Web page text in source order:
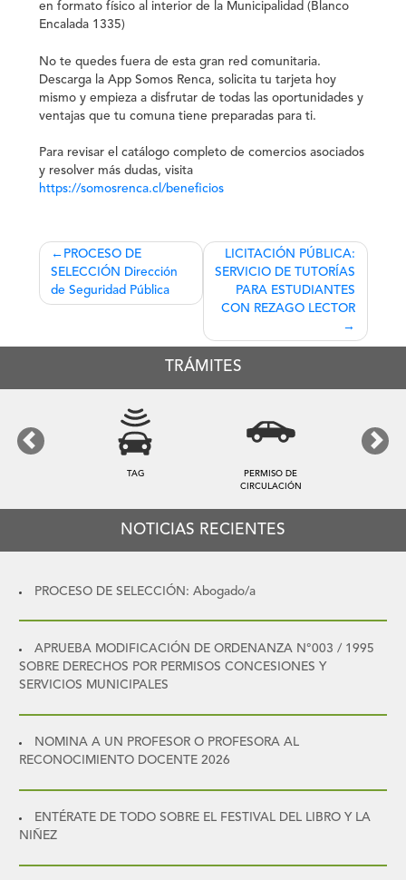
en formato físico al interior de la Municipalidad (Blanco
Encalada 1335)
No te quedes fuera de esta gran red comunitaria.
Descarga la App Somos Renca, solicita tu tarjeta hoy
mismo y empieza a disfrutar de todas las oportunidades y
ventajas que tu comuna tiene preparadas para ti.
Para revisar el catálogo completo de comercios asociados
y resolver más dudas, visita
https://somosrenca.cl/beneficios
Navegación
de
PROCESO DE
SELECCIÓN Dirección
de Seguridad Pública
LICITACIÓN PÚBLICA:
SERVICIO DE TUTORÍAS
PARA ESTUDIANTES
CON REZAGO LECTOR
TRÁMITES
TAG
PERMISO DE
CIRCULACIÓN
Previous Next
NOTICIAS RECIENTES
PROCESO DE SELECCIÓN: Abogado/a
APRUEBA MODIFICACIÓN DE ORDENANZA N°003 / 1995
SOBRE DERECHOS POR PERMISOS CONCESIONES Y
SERVICIOS MUNICIPALES
NOMINA A UN PROFESOR O PROFESORA AL
RECONOCIMIENTO DOCENTE 2026
ENTÉRATE DE TODO SOBRE EL FESTIVAL DEL LIBRO Y LA
NIÑEZ